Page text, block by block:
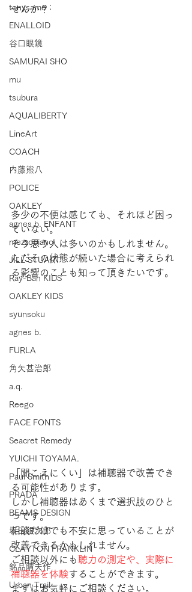
tonysame：
ENALLOID
谷口眼鏡
SAMURAI SHO
mu
tsubura
AQUALIBERTY
LineArt
COACH
内藤熊八
POLICE
OAKLEY
agnes b. ENFANT
mezzopiano
JILL STUART
Ray-Ban KIDS
OAKLEY KIDS
syunsoku
agnes b.
FURLA
角矢甚治郎
a.q.
Reego
FACE FONTS
Seacret Remedy
YUICHI TOYAMA.
Paul Smith
PRADA
BEAMS DESIGN
坂田銀次郎
CLAYTON FRANKLIN
銘品晴夫作
Urban Trail
せんか？
多少の不便は感じても、それほど困っ
ていない。
そう思う人は多いのかもしれません。
ただその状態が続いた場合に考えられ
る影響のことも知って頂きたいです。
「聞こえにくい」は補聴器で改善でき
る可能性があります。
しかし補聴器はあくまで選択肢のひと
つです。
相談だけでも不安に思っていることが
改善できるかもしれません。
ご相談以外にも 聴力の測定や、実際に
補聴器を体験することができます。
まずはお気軽にご相談ください。